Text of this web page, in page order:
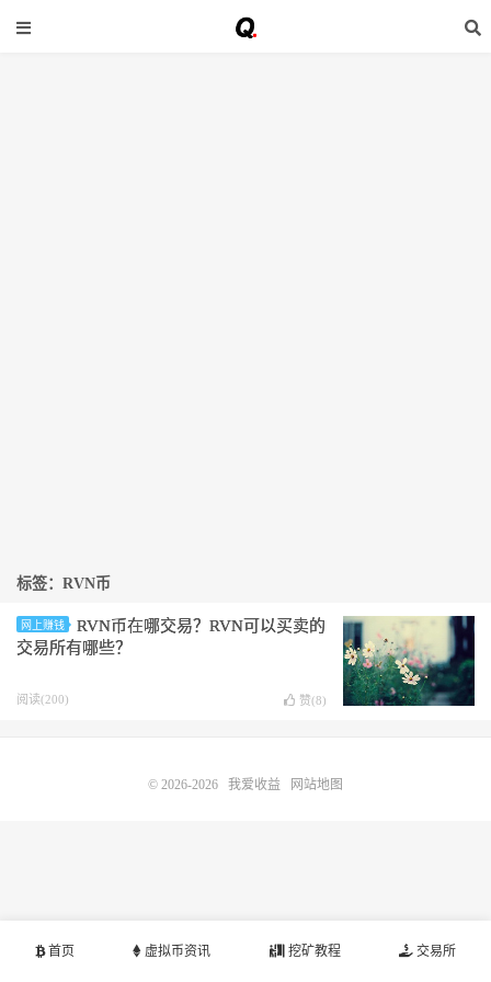
标签：RVN币
网上赚钱
RVN币在哪交易？RVN可以买卖的
交易所有哪些？
阅读(200) 赞(8)
首页 虚拟币资讯 挖矿教程 交易所
© 2026-2026 我爱收益 网站地图